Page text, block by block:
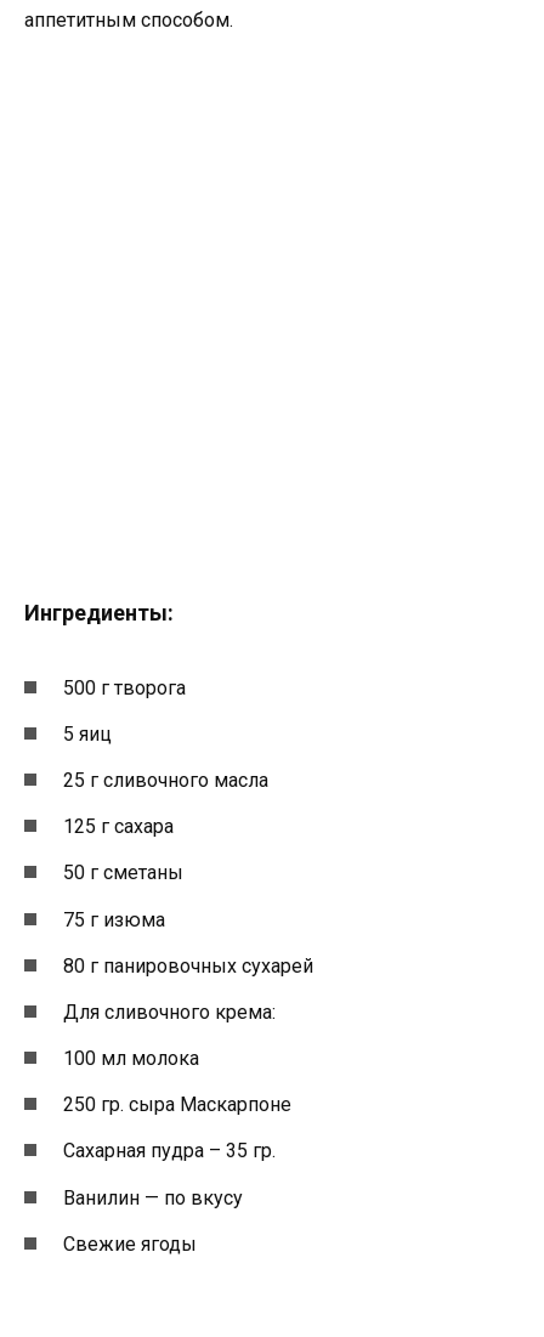
аппетитным способом.
Ингредиенты:
500 г творога
5 яиц
25 г сливочного масла
125 г сахара
50 г сметаны
75 г изюма
80 г панировочных сухарей
Для сливочного крема:
100 мл молока
250 гр. сыра Маскарпоне
Сахарная пудра – 35 гр.
Ванилин — по вкусу
Свежие ягоды